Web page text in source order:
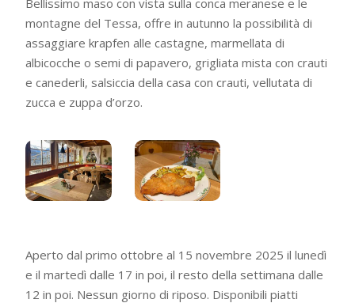
Bellissimo maso con vista sulla conca meranese e le
montagne del Tessa, offre in autunno la possibilità di
assaggiare krapfen alle castagne, marmellata di
albicocche o semi di papavero, grigliata mista con crauti
e canederli, salsiccia della casa con crauti, vellutata di
zucca e zuppa d’orzo.
Aperto dal primo ottobre al 15 novembre 2025 il lunedì
e il martedì dalle 17 in poi, il resto della settimana dalle
12 in poi. Nessun giorno di riposo. Disponibili piatti